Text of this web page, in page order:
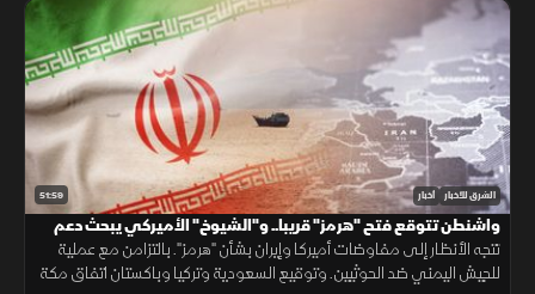
51:59 الشرق للأخبار أخبار
واشنطن تتوقع فتح "هرمز" قريبا.. و"الشيوخ" الأميركي يبحث دعم
لبنان
تتجه الأنظار إلى مفاوضات أميركا وإيران بشأن "هرمز". بالتزامن مع عملية
للجيش اليمني ضد الحوثيين. وتوقيع السعودية وتركيا وباكستان اتفاق مكة